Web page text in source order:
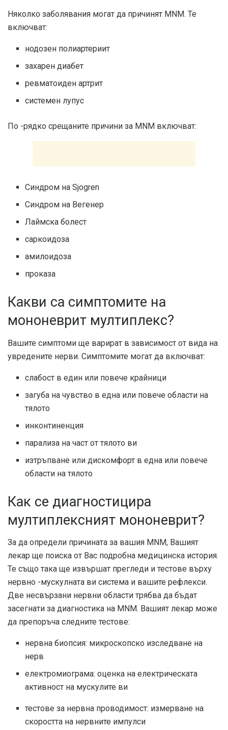
Няколко заболявания могат да причинят MNM. Те
включват:
нодозен полиартериит
захарен диабет
ревматоиден артрит
системен лупус
По -рядко срещаните причини за MNM включват:
Синдром на Sjogren
Синдром на Вегенер
Лаймска болест
саркоидоза
амилоидоза
проказа
Какви са симптомите на
мононеврит мултиплекс?
Вашите симптоми ще варират в зависимост от вида на
увредените нерви. Симптомите могат да включват:
слабост в един или повече крайници
загуба на чувство в една или повече области на
тялото
инконтиненция
парализа на част от тялото ви
изтръпване или дискомфорт в една или повече
области на тялото
Как се диагностицира
мултиплексният мононеврит?
За да определи причината за вашия MNM, Вашият
лекар ще поиска от Вас подробна медицинска история.
Те също така ще извършат прегледи и тестове върху
нервно -мускулната ви система и вашите рефлекси.
Две несвързани нервни области трябва да бъдат
засегнати за диагностика на MNM. Вашият лекар може
да препоръча следните тестове:
нервна биопсия: микроскопско изследване на
нерв
електромиограма: оценка на електрическата
активност на мускулите ви
тестове за нервна проводимост: измерване на
скоростта на нервните импулси